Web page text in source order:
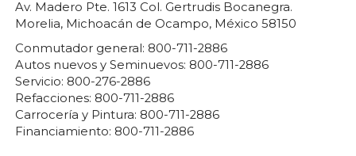
Av. Madero Pte. 1613 Col. Gertrudis Bocanegra.
Morelia, Michoacán de Ocampo, México 58150
Conmutador general: 800-711-2886
Autos nuevos y Seminuevos: 800-711-2886
Servicio: 800-276-2886
Refacciones: 800-711-2886
Carrocería y Pintura: 800-711-2886
Financiamiento: 800-711-2886